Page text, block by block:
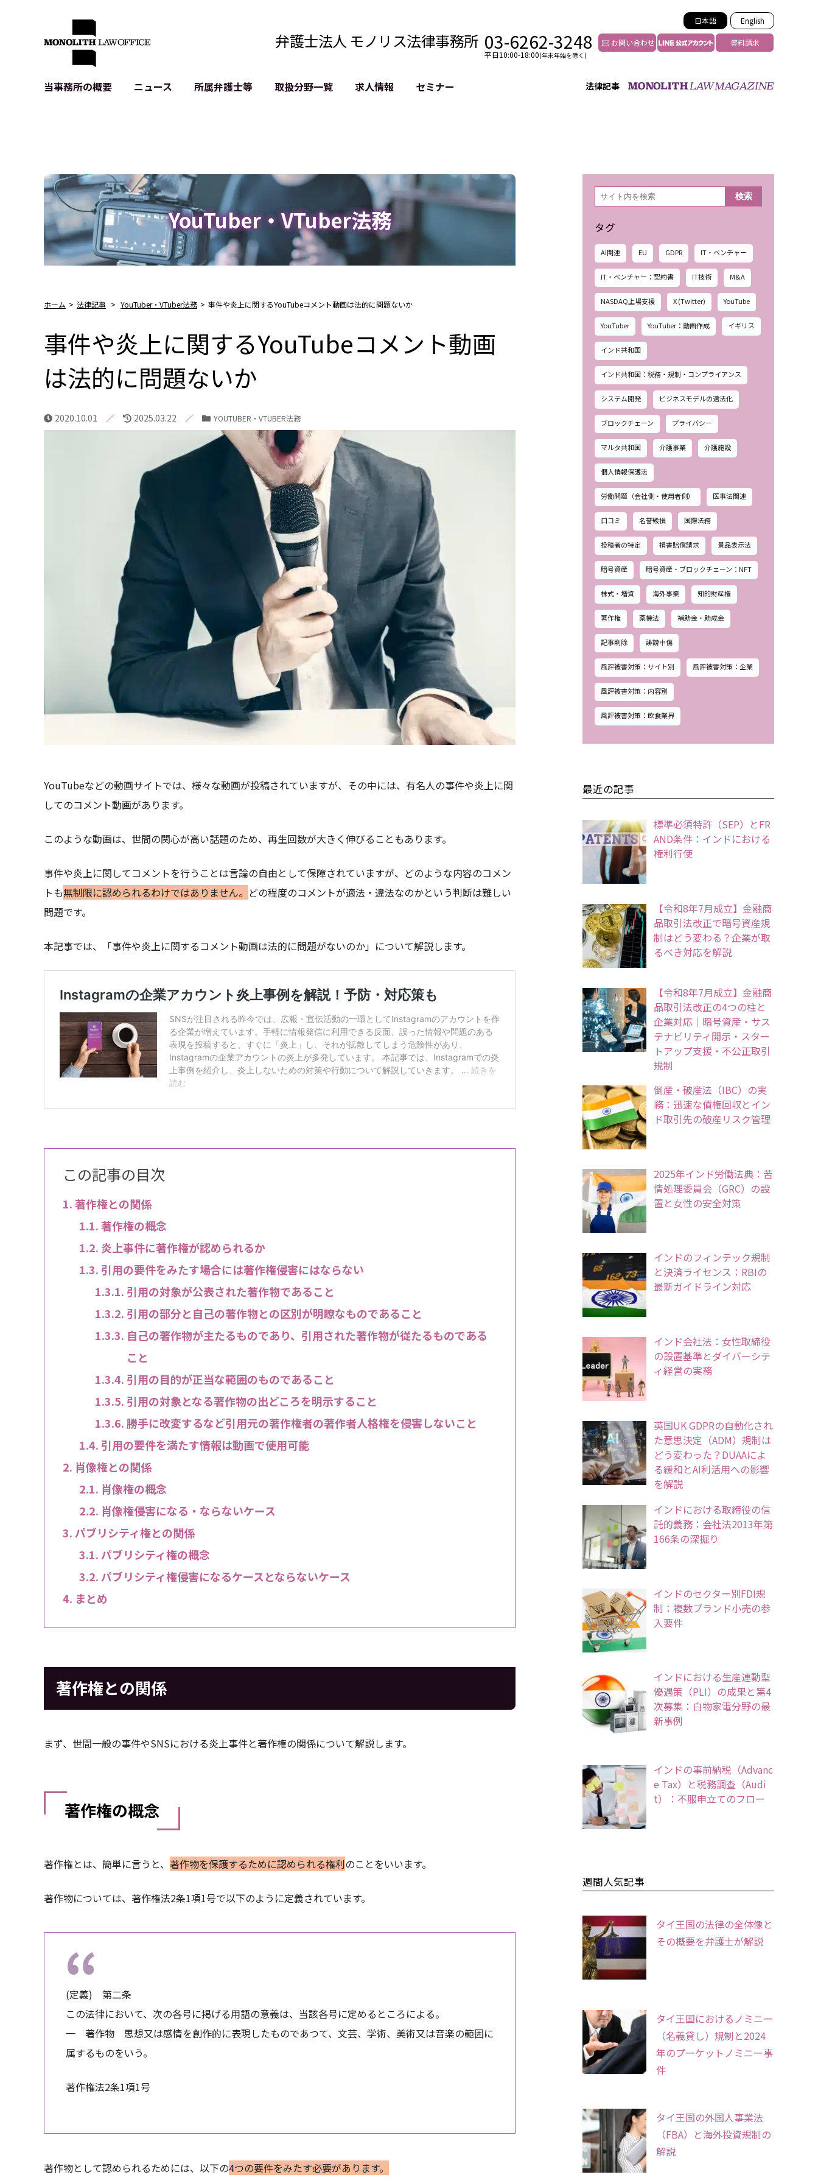
日本語 English
弁護士法人 モノリス法律事務所 03-6262-3248
平日10:00-18:00(年末年始を除く)
お問い合わせ 資料請求
法律記事
当事務所の概要
アクセス
ニュース 所属弁護士等 取扱分野一覧
IPO（上場）支援
生成AI関連法務
記事・LPの薬機法等チェック
D2C等の不正転売対策
サイバー犯罪の刑事告訴等
GDPR対応支援
リスティング汚染の削除対策
過去の芸能等活動の削除
YouTube等SNSのM&A
求人情報 セミナー
YouTuber・VTuber法務
ホーム > 法律記事 > YouTuber・VTuber法務 > 事件や炎上に関するYouTubeコメント動画は法的に問題ないか
事件や炎上に関するYouTubeコメント動画
は法的に問題ないか
2020.10.01 2025.03.22 YOUTUBER・VTUBER法務
YouTubeなどの動画サイトでは、様々な動画が投稿されていますが、その中には、有名人の事件や炎上に関
してのコメント動画があります。
このような動画は、世間の関心が高い話題のため、再生回数が大きく伸びることもあります。
事件や炎上に関してコメントを行うことは言論の自由として保障されていますが、どのような内容のコメン
トも無制限に認められるわけではありません。 どの程度のコメントが適法・違法なのかという判断は難しい
問題です。
本記事では、「事件や炎上に関するコメント動画は法的に問題がないのか」について解説します。
この記事の目次
著作権との関係
著作権の概念
炎上事件に著作権が認められるか
引用の要件をみたす場合には著作権侵害にはならない
引用の対象が公表された著作物であること
引用の部分と自己の著作物との区別が明瞭なものであること
自己の著作物が主たるものであり、引用された著作物が従たるものである
こと
引用の目的が正当な範囲のものであること
引用の対象となる著作物の出どころを明示すること
勝手に改変するなど引用元の著作権者の著作者人格権を侵害しないこと
引用の要件を満たす情報は動画で使用可能
肖像権との関係
肖像権の概念
肖像権侵害になる・ならないケース
パブリシティ権との関係
パブリシティ権の概念
パブリシティ権侵害になるケースとならないケース
まとめ
著作権との関係
まず、世間一般の事件やSNSにおける炎上事件と著作権の関係について解説します。
著作権の概念
著作権とは、簡単に言うと、 著作物を保護するために認められる権利のことをいいます。
著作物については、著作権法2条1項1号で以下のように定義されています。
(定義) 第二条
この法律において、次の各号に掲げる用語の意義は、当該各号に定めるところによる。
一 著作物 思想又は感情を創作的に表現したものであつて、文芸、学術、美術又は音楽の範囲に
属するものをいう。
著作権法2条1項1号
著作物として認められるためには、以下の4つの要件をみたす必要があります。
検
索 検索
タグ
AI関連 EU GDPR IT・ベンチャー
IT・ベンチャー：契約書 IT技術 M&A
NASDAQ上場支援 X (Twitter) YouTube
YouTuber YouTuber：動画作成 イギリス
インド共和国
インド共和国：税務・規制・コンプライアンス
システム開発 ビジネスモデルの適法化
ブロックチェーン プライバシー
マルタ共和国 介護事業 介護施設
個人情報保護法
労働問題（会社側・使用者側） 医事法関連
口コミ 名誉毀損 国際法務
投稿者の特定 損害賠償請求 景品表示法
暗号資産 暗号資産・ブロックチェーン：NFT
株式・増資 海外事業 知的財産権
著作権 薬機法 補助金・助成金
記事削除 誹謗中傷
風評被害対策：サイト別 風評被害対策：企業
風評被害対策：内容別
風評被害対策：飲食業界
最近の記事
標準必須特許（SEP）とFR
AND条件：インドにおける
権利行使
【令和8年7月成立】金融商
品取引法改正で暗号資産規
制はどう変わる？企業が取
るべき対応を解説
【令和8年7月成立】金融商
品取引法改正の4つの柱と
企業対応｜暗号資産・サス
テナビリティ開示・スター
トアップ支援・不公正取引
規制
倒産・破産法（IBC）の実
務：迅速な債権回収とイン
ド取引先の破産リスク管理
2025年インド労働法典：苦
情処理委員会（GRC）の設
置と女性の安全対策
インドのフィンテック規制
と決済ライセンス：RBIの
最新ガイドライン対応
インド会社法：女性取締役
の設置基準とダイバーシテ
ィ経営の実務
英国UK GDPRの自動化され
た意思決定（ADM）規制は
どう変わった？DUAAによ
る緩和とAI利活用への影響
を解説
インドにおける取締役の信
託的義務：会社法2013年第
166条の深掘り
インドのセクター別FDI規
制：複数ブランド小売の参
入要件
インドにおける生産連動型
優遇策（PLI）の成果と第4
次募集：白物家電分野の最
新事例
インドの事前納税（Advanc
e Tax）と税務調査（Audi
t）：不服申立てのフロー
週間人気記事
タイ王国の法律の全体像と
その概要を弁護士が解説
タイ王国におけるノミニー
（名義貸し）規制と2024
年のプーケットノミニー事
件
タイ王国の外国人事業法
（FBA）と海外投資規制の
解説